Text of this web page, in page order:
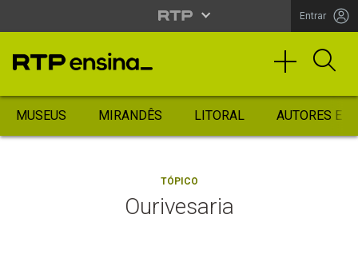
Entrar
MUSEUS MIRANDÊS LITORAL AUTORES
TÓPICO
Ourivesaria